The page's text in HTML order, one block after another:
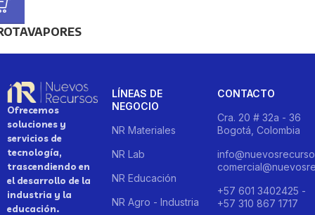
Ofrecemos
soluciones y
servicios de
tecnología,
trascendiendo en
el desarrollo de la
industria y la
educación.
LÍNEAS DE
NEGOCIO
NR Materiales
NR Lab
NR Educación
NR Agro - Industria
CONTACTO
Cra. 20 # 32a - 36
Bogotá, Colombia
+57 601 3402425 -
+57 310 867 1717